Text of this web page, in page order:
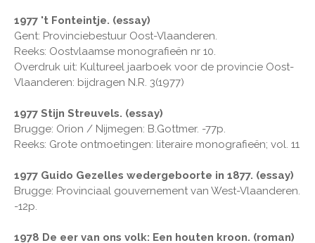
1977 't Fonteintje. (essay)
Gent: Provinciebestuur Oost-Vlaanderen.
Reeks: Oostvlaamse monografieën nr 10.
Overdruk uit: Kultureel jaarboek voor de provincie Oost-
Vlaanderen: bijdragen N.R. 3(1977)
1977 Stijn Streuvels. (essay)
Brugge: Orion / Nijmegen: B.Gottmer. -77p.
Reeks: Grote ontmoetingen: literaire monografieën; vol. 11
1977 Guido Gezelles wedergeboorte in 1877. (essay)
Brugge: Provinciaal gouvernement van West-Vlaanderen.
-12p.
1978 De eer van ons volk: Een houten kroon. (roman)